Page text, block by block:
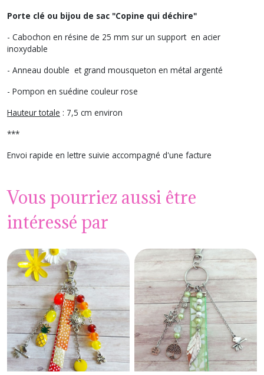
Porte clé ou bijou de sac "Copine qui déchire"
- Cabochon en résine de 25 mm sur un support en acier
inoxydable
- Anneau double et grand mousqueton en métal argenté
- Pompon en suédine couleur rose
Hauteur totale : 7,5 cm environ
***
Envoi rapide en lettre suivie accompagné d'une facture
Vous pourriez aussi être
intéressé par